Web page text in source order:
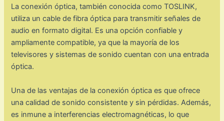
La conexión óptica, también conocida como TOSLINK,
utiliza un cable de fibra óptica para transmitir señales de
audio en formato digital. Es una opción confiable y
ampliamente compatible, ya que la mayoría de los
televisores y sistemas de sonido cuentan con una entrada
óptica.
Una de las ventajas de la conexión óptica es que ofrece
una calidad de sonido consistente y sin pérdidas. Además,
es inmune a interferencias electromagnéticas, lo que